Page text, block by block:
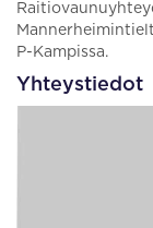
P-Kampissa.
Yhteystiedot